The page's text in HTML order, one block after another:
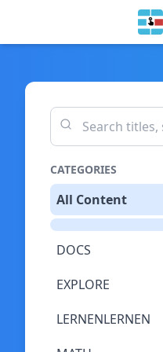
CATEGORIES
All Content
DOCS
EXPLORE
LERNENLERNEN